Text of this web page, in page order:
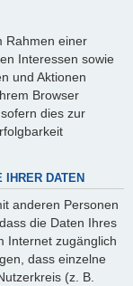
Rahmen einer
Interessen sowie
und Aktionen
Browser
dies zur
IHRER DATEN
anderen Personen
die Daten Ihres
Internet zugänglich
dass einzelne
(z. B.